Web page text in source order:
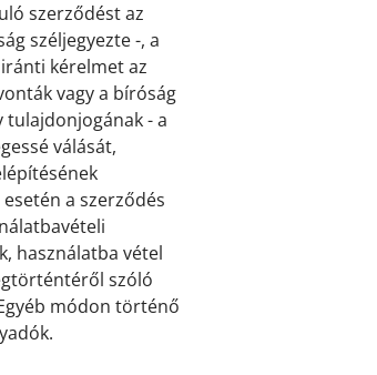
szerződést az
széljegyezte -, a
kérelmet az
vagy a bíróság
- a
válását,
a szerződés
használatba vétel
szóló
módon történő